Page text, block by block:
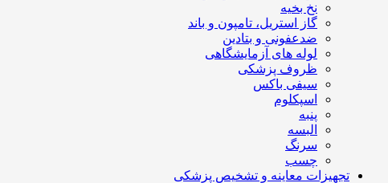
نخ بخیه
گاز استریل، تامپون و باند
ضدعفونی و بتادین
لوله های آزمایشگاهی
ظروف پزشکی
سیفی باکس
اسپکلوم
پنبه
البسه
سرنگ
چسب
تجهیزات معاینه و تشخیص پزشکی